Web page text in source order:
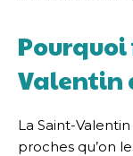
Valentin
La Saint-
proches qu’on